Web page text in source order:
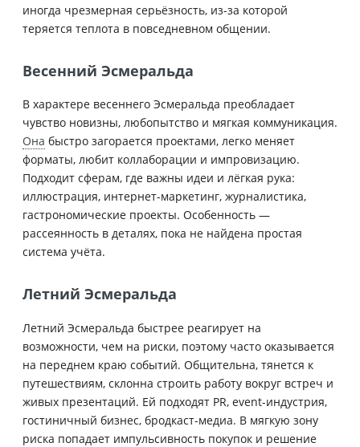
иногда чрезмерная серьёзность, из-за которой
теряется теплота в повседневном общении.
Весенний Эсмеральда
В характере весеннего Эсмеральда преобладает
чувство новизны, любопытство и мягкая коммуникация.
Она быстро загорается проектами, легко меняет
форматы, любит коллаборации и импровизацию.
Подходит сферам, где важны идеи и лёгкая рука:
иллюстрация, интернет-маркетинг, журналистика,
гастрономические проекты. Особенность —
рассеянность в деталях, пока не найдена простая
система учёта.
Летний Эсмеральда
Летний Эсмеральда быстрее реагирует на
возможности, чем на риски, поэтому часто оказывается
на переднем краю событий. Общительна, тянется к
путешествиям, склонна строить работу вокруг встреч и
живых презентаций. Ей подходят PR, event-индустрия,
гостиничный бизнес, бродкаст-медиа. В мягкую зону
риска попадает импульсивность покупок и решение